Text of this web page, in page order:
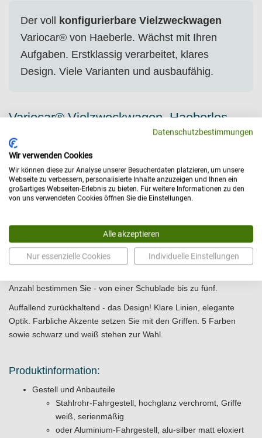
Der voll
konfigurierbare Vielzweckwagen
Variocar® von Haeberle. Wächst mit Ihren
Aufgaben. Erstklassig verarbeitet, klares
Design. Viele Varianten und ausbaufähig.
Variocar® Vielzweckwagen. Haeberles
Wunderbar wandelbar - was darf es denn sein? Ein Regalwagen,
Behandlungswagen, Injektionswagen oder doch ein Gerätewagen
oder, oder, oder.... Ihr Anspruch und die Verwendungszwecke sind
das Maß der Dinge. Und weil sich die Umstände schon mal
vielen Bereichen nachrüstbar. Praktisch für die Praxis und wo
immer Sie wollen. Die Verarbeitungsqualität ist excellent -
Langlebigkeit vorprogrammiert. Einladend sind auch die
Anzahl bestimmen Sie - von einer Schublade bis zu fünf.
Auffallend zurückhaltend - das Design! Klare Linien, elegante
Optik. Farbliche Akzente setzen Sie mit den Griffen. 5 Farben
sowie schwarz und weiß stehen zur Wahl.
Produktinformation:
Gestell und Anbauteile
Stahlrohr-Fahrgestell, hochglanz verchromt, Griffe
weiß, serienmäßig
oder Aluminium-Fahrgestell, alu-silber matt eloxiert
Datenschutzbestimmungen
Wir verwenden Cookies
Wir können diese zur Analyse unserer Besucherdaten platzieren, um unsere
Webseite zu verbessern, personalisierte Inhalte anzuzeigen und Ihnen ein
großartiges Webseiten-Erlebnis zu bieten. Für weitere Informationen zu den
von uns verwendeten Cookies öffnen Sie die Einstellungen.
Alle akzeptieren
Nur essenzielle Cookies Individuelle Einstellungen